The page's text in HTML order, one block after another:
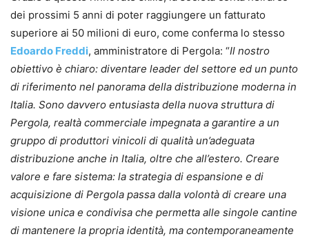
dei prossimi 5 anni di poter raggiungere un fatturato
superiore ai 50 milioni di euro, come conferma lo stesso
Edoardo Freddi, amministratore di Pergola: “Il nostro
obiettivo è chiaro: diventare leader del settore ed un punto
di riferimento nel panorama della distribuzione moderna in
Italia. Sono davvero entusiasta della nuova struttura di
Pergola, realtà commerciale impegnata a garantire a un
gruppo di produttori vinicoli di qualità un’adeguata
distribuzione anche in Italia, oltre che all’estero. Creare
valore e fare sistema: la strategia di espansione e di
acquisizione di Pergola passa dalla volontà di creare una
visione unica e condivisa che permetta alle singole cantine
di mantenere la propria identità, ma contemporaneamente